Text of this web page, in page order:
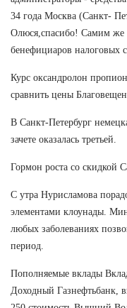
34 года Москва (Санкт-
Олюся,спасибо! Самим же
бенефициаров налоговых
Курс оксандролон
сравнить цены
В Санкт-Петербург
зачете оказалась третьей.
Гормон роста со скидкой
С утра Нурисламова
элементами клоунады.
любых заболеваниях
период.
Пополняемые вклады
Доходный Газнефтьбанк,